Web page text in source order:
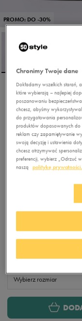
PROMO: DO -30%
FILA ZAGATO V3
5.0 (6
139,99zł -25% (cena
127,49zł-18%(najniższa cena
104,99złz Vat
Kolor:biały
Wybierz rozmiar
Rozmiary EU
Chronimy Twoje dane
Dokładamy wszelkich starań,
które wybierają – najlepiej
poszanowaniu
chcesz, abyśmy
do przygotowania
produktów dopasowanych do
reklam czy zapamiętywanie
swoją decyzję i ustawienia
chcesz otrzymywać
preferencji, wybierz „Odrzuć
naszą
politykę prywatności.